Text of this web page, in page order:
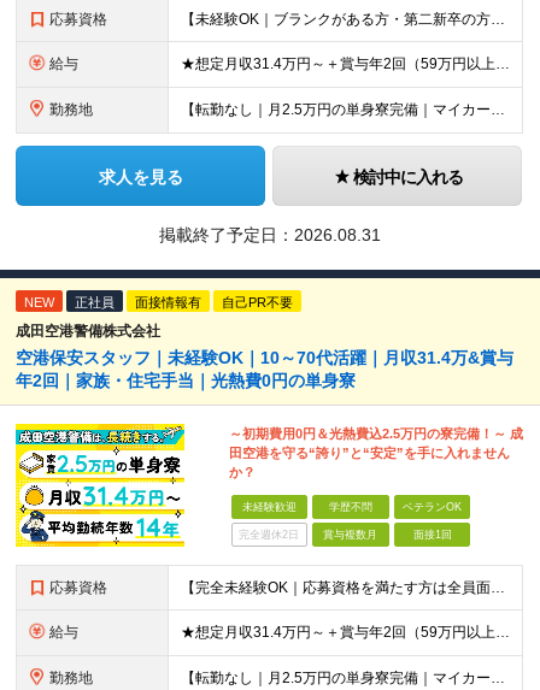
応募資格 【未経験OK｜ブランクがある方・第二新卒の方・正社員が初めての方も歓迎！】 ★応募資格を満たす方は面接確約！ ★20代・30代の若手スタッフも多数活躍中！ ◎58歳以下の方（長期のキャリア形成を図る
給与 ★想定月収31.4万円～＋賞与年2回（59万円以上） ★入社お祝い金15万円支給 ★水道+光熱費無料の家賃がリーズナブルな社員寮(単身寮)あり！ ★住宅手当&家族手当あり 月給24万5000円以上(
勤務地 【転勤なし｜月2.5万円の単身寮完備｜マイカー・バイク通勤OK】 成田空港または空港関連施設での勤務となります。 お住まいや希望を考慮し、千葉市美浜区・四街道市への配属となる場合もあります。 【本社
求人を見る 検討中に入れる
掲載終了予定日： 2026.08.31
NEW 正社員 面接情報有 自己PR不要
成田空港警備株式会社
空港保安スタッフ｜未経験OK｜10～70代活躍｜月収31.4万&賞与
年2回｜家族・住宅手当｜光熱費0円の単身寮
～初期費用0円＆光熱費込2.5万円の寮完備！～ 成
田空港を守る“誇り”と“安定”を手に入れません
か？
未経験歓迎 学歴不問 ベテランOK
完全週休2日 賞与複数月 面接1回
応募資格 【完全未経験OK｜応募資格を満たす方は全員面接！】 ◎学歴不問／前職不問／転職回数不問 ◎自動車免許・英語力なども一切不問 ◎58歳以下の方（長期のキャリア形成を図るため） ブランクがある方、正社員
給与 ★想定月収31.4万円～＋賞与年2回（59万円以上） ★入社お祝い金15万円支給 ★水道+光熱費無料の家賃がリーズナブルな社員寮(単身寮)あり！ 月給24万5000円以上(基本給21万1000円＋業
勤務地 【転勤なし｜月2.5万円の単身寮完備｜マイカー・バイク通勤OK】 成田空港または空港関連施設での勤務となります。 お住まいや希望を考慮し、千葉市美浜区・四街道市への配属となる場合もあります。 【本社